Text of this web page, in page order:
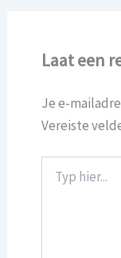
Laat een
Je e-
Vereiste
hier...